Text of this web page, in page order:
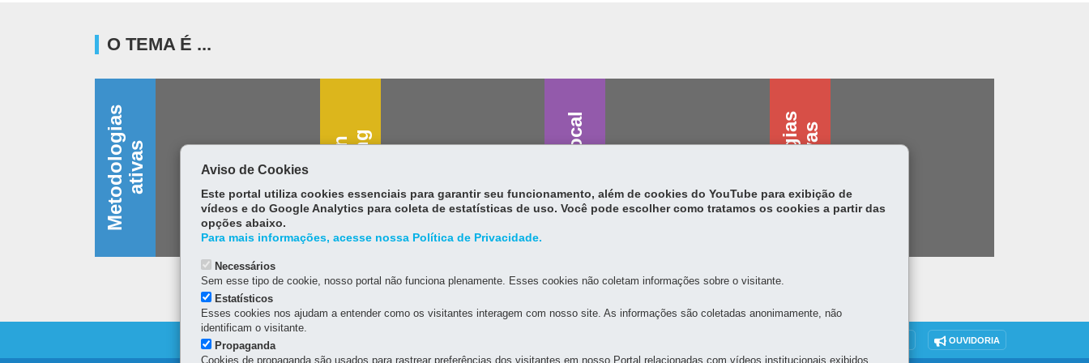
O TEMA É ...
M
e
t
o
d
o
l
o
g
i
a
s
a
t
i
v
as D
e
s
i
g
n
t
h
i
n
k
i
ng Saúde vocal T
e
c
n
o
l
o
g
ia
s
a
s
s
i
s
t
i
v
as
OUVIDORIA
Aviso de Cookies
Este portal utiliza cookies essenciais para garantir seu funcionamento, além de cookies do YouTube para exibição de
vídeos e do Google Analytics para coleta de estatísticas de uso. Você pode escolher como tratamos os cookies a partir das
opções abaixo.
Para mais informações, acesse nossa Política de Privacidade.
Necessários
Sem esse tipo de cookie, nosso portal não funciona plenamente. Esses cookies não coletam informações sobre o visitante.
Estatísticos
Esses cookies nos ajudam a entender como os visitantes interagem com nosso site. As informações são coletadas anonimamente, não
identificam o visitante.
Propaganda
Cookies de propaganda são usados para rastrear preferências dos visitantes em nosso Portal relacionadas com vídeos institucionais exibidos